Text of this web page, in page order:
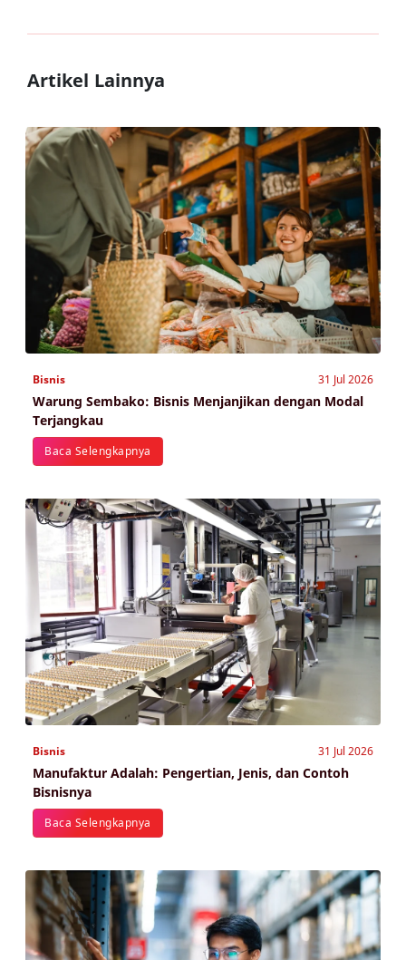
Artikel Lainnya
Bisnis 31 Jul 2026
Warung Sembako: Bisnis Menjanjikan dengan Modal
Terjangkau
Baca Selengkapnya
Bisnis 31 Jul 2026
Manufaktur Adalah: Pengertian, Jenis, dan Contoh
Bisnisnya
Baca Selengkapnya